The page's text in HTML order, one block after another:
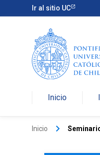
Ir al sitio UC
Inicio
Inicio keyboard_arrow_right